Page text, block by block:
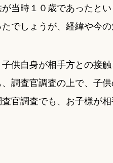
当時１０歳であったと
でしょうが、経緯や今
供自身が相手方との接
調査官調査の上で、子
官調査でも、お子様が